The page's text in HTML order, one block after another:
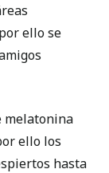
ello se
melatonina
ello los
hasta